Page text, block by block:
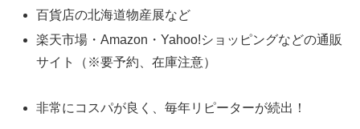
百貨店の北海道物産展など
楽天市場・Amazon・Yahoo!ショッピングなどの通販
サイト（※要予約、在庫注意）
非常にコスパが良く、毎年リピーターが続出！